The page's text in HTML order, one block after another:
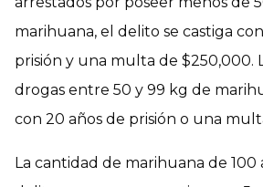
marihuana, el delito se castiga
prisión y una multa de $250,000.
drogas entre 50 y 99 kg de
con 20 años de prisión o una
La cantidad de marihuana de 100